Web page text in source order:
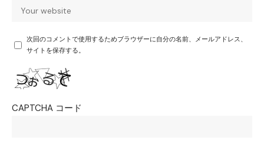
次回のコメントで使用するためブラウザーに自分の名前、メールアドレス、
サイトを保存する。
CAPTCHA コード